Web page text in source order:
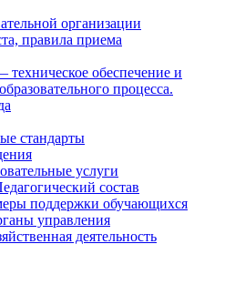
организации
правила приема
обеспечение и
процесса.
стандарты
услуги
состав
поддержки обучающихся
управления
деятельность